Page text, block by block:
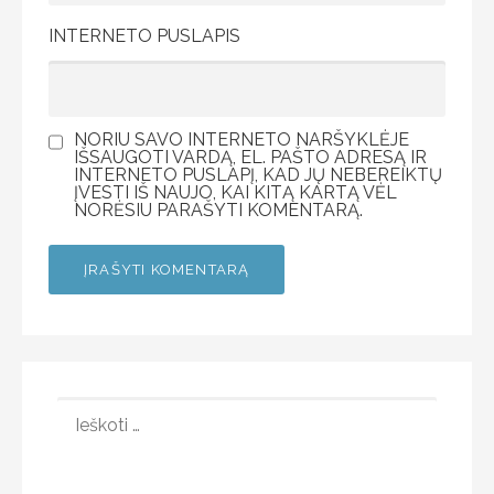
INTERNETO PUSLAPIS
NORIU SAVO INTERNETO NARŠYKLĖJE
IŠSAUGOTI VARDĄ, EL. PAŠTO ADRESĄ IR
INTERNETO PUSLAPĮ, KAD JŲ NEBEREIKTŲ
ĮVESTI IŠ NAUJO, KAI KITĄ KARTĄ VĖL
NORĖSIU PARAŠYTI KOMENTARĄ.